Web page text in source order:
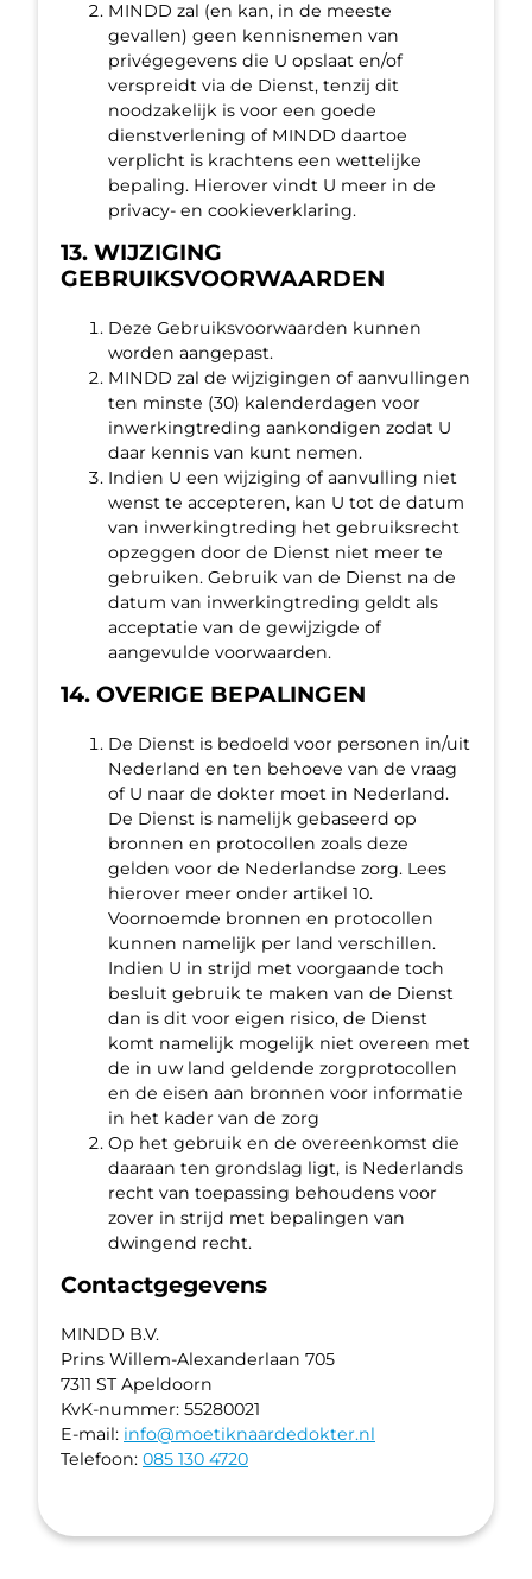
MINDD zal (en kan, in de meeste
gevallen) geen kennisnemen van
privégegevens die U opslaat en/of
verspreidt via de Dienst, tenzij dit
noodzakelijk is voor een goede
dienstverlening of MINDD daartoe
verplicht is krachtens een wettelijke
bepaling. Hierover vindt U meer in de
privacy- en cookieverklaring.
13. WIJZIGING
GEBRUIKSVOORWAARDEN
Deze Gebruiksvoorwaarden kunnen
worden aangepast.
MINDD zal de wijzigingen of aanvullingen
ten minste (30) kalenderdagen voor
inwerkingtreding aankondigen zodat U
daar kennis van kunt nemen.
Indien U een wijziging of aanvulling niet
wenst te accepteren, kan U tot de datum
van inwerkingtreding het gebruiksrecht
opzeggen door de Dienst niet meer te
gebruiken. Gebruik van de Dienst na de
datum van inwerkingtreding geldt als
acceptatie van de gewijzigde of
aangevulde voorwaarden.
14. OVERIGE BEPALINGEN
De Dienst is bedoeld voor personen in/uit
Nederland en ten behoeve van de vraag
of U naar de dokter moet in Nederland.
De Dienst is namelijk gebaseerd op
bronnen en protocollen zoals deze
gelden voor de Nederlandse zorg. Lees
hierover meer onder artikel 10.
Voornoemde bronnen en protocollen
kunnen namelijk per land verschillen.
Indien U in strijd met voorgaande toch
besluit gebruik te maken van de Dienst
dan is dit voor eigen risico, de Dienst
komt namelijk mogelijk niet overeen met
de in uw land geldende zorgprotocollen
en de eisen aan bronnen voor informatie
in het kader van de zorg
Op het gebruik en de overeenkomst die
daaraan ten grondslag ligt, is Nederlands
recht van toepassing behoudens voor
zover in strijd met bepalingen van
dwingend recht.
Contactgegevens
MINDD B.V.
Prins Willem-Alexanderlaan 705
7311 ST Apeldoorn
KvK-nummer: 55280021
E-mail: info@moetiknaardedokter.nl
Telefoon: 085 130 4720